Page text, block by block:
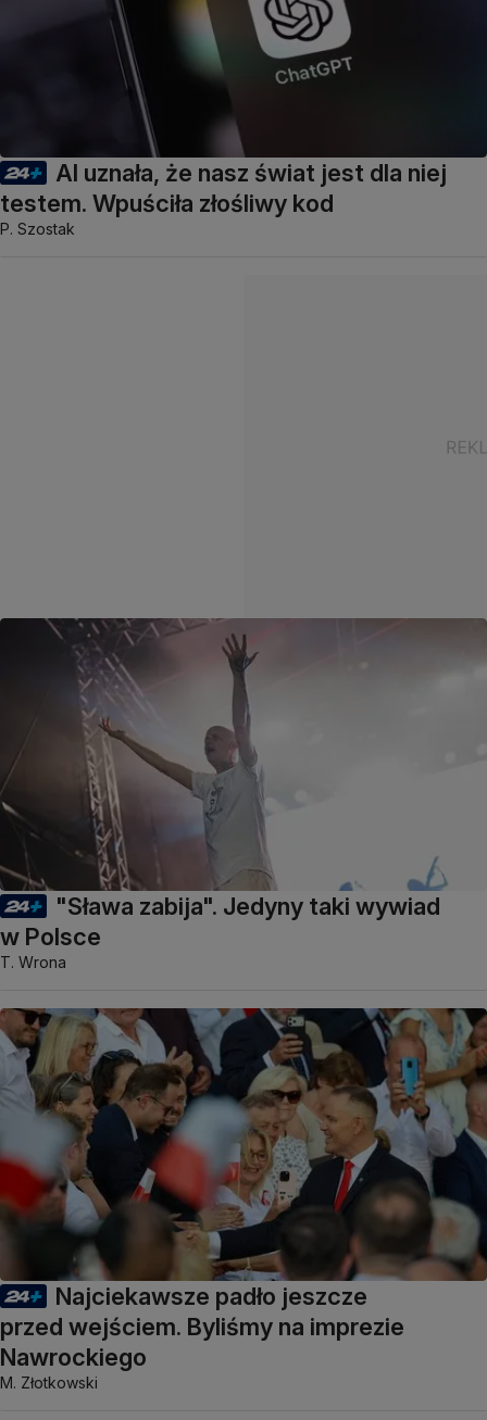
AI uznała, że nasz świat jest dla niej
testem. Wpuściła złośliwy kod
P. Szostak
"Sława zabija". Jedyny taki wywiad
w Polsce
T. Wrona
Najciekawsze padło jeszcze
przed wejściem. Byliśmy na imprezie
Nawrockiego
M. Złotkowski